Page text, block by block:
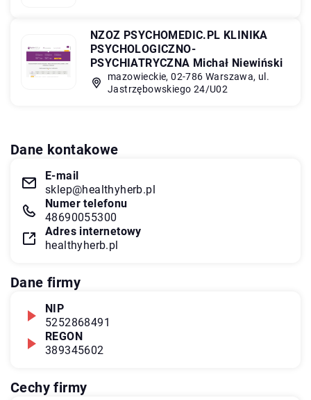
NZOZ PSYCHOMEDIC.PL KLINIKA
PSYCHOLOGICZNO-
PSYCHIATRYCZNA Michał Niewiński
mazowieckie, 02-786 Warszawa, ul.
Jastrzębowskiego 24/U02
Dane kontakowe
E-mail
sklep@healthyherb.pl
Numer telefonu
48690055300
Adres internetowy
healthyherb.pl
Dane firmy
NIP
5252868491
REGON
389345602
Cechy firmy